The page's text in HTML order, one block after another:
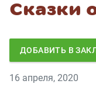
Сказки
ДОБАВИТЬ В
16 апреля, 2020